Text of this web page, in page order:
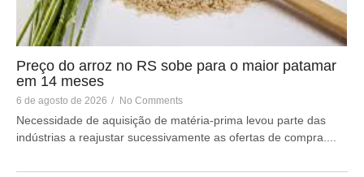
Preço do arroz no RS sobe para o maior patamar
em 14 meses
6 de agosto de 2026 / No Comments
Necessidade de aquisição de matéria-prima levou parte das
indústrias a reajustar sucessivamente as ofertas de compra....